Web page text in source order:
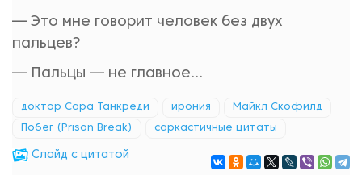
— Это мне говорит человек без двух
пальцев?
— Пальцы — не главное...
доктор Сара Танкреди ирония Майкл Скофилд
Побег (Prison Break) саркастичные цитаты
Cлайд с цитатой